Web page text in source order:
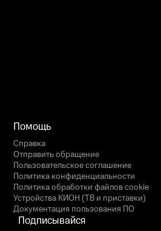
Помощь
Справка
Отправить обращение
Пользовательское соглашение
Политика конфиденциальности
Политика обработки файлов cookie
Устройства КИОН (ТВ и приставки)
Документация пользования ПО
Подписывайся